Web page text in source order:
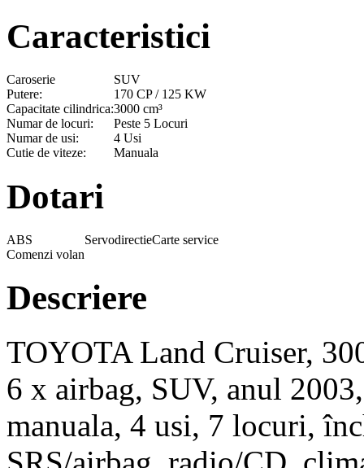
Caracteristici
Caroserie
SUV
Putere:
170 CP / 125 KW
Capacitate cilindrica:3000 cm³
Numar de locuri:
Peste 5 Locuri
Numar de usi:
4 Usi
Cutie de viteze:
Manuala
Dotari
ABS ServodirectieCarte service
Comenzi volan
Descriere
TOYOTA Land Cruiser,
6 x airbag, SUV, anul
manuala, 4 usi, 7 locuri,